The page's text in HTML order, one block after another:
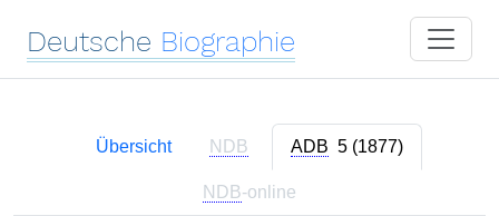
Deutsche Biographie
Übersicht NDB ADB 5 (1877)
NDB-online